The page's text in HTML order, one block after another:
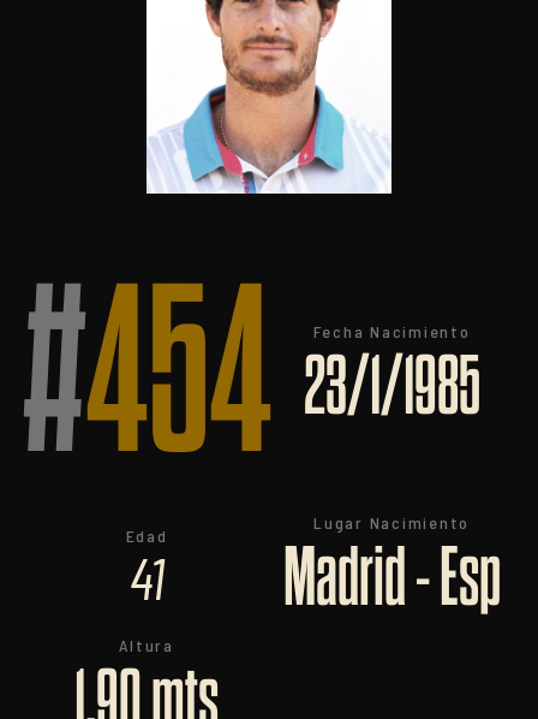
#454 Fecha Nacimiento
23/1/1985
Edad
41
Lugar Nacimiento
Madrid - Esp
Altura
1,90 mts